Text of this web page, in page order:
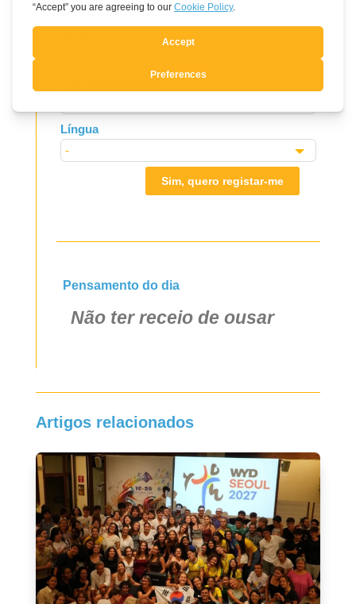
informativo
Leave
Correio eletrónico
Língua
Sim, quero registar-me
Pensamento do dia
Não ter receio de ousar
Artigos relacionados